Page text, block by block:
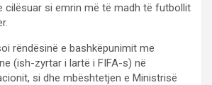
cilësuar si emrin më të madh të futbollit
rëndësinë e bashkëpunimit me
(ish-zyrtar i lartë i FIFA-s) në
si dhe mbështetjen e Ministrisë